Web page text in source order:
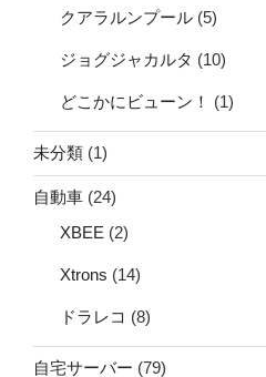
クアラルンプール (5)
ジョグジャカルタ (10)
どこかにビューン！ (1)
未分類 (1)
自動車 (24)
XBEE (2)
Xtrons (14)
ドラレコ (8)
自宅サーバー (79)